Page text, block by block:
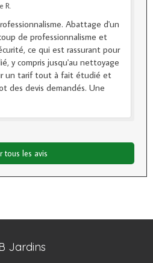
R.
Abattage d'un
de professionnalisme et
ce qui est rassurant pour
y compris jusqu'au nettoyage
un tarif tout à fait étudié et
des devis demandés. Une
tous les avis
Jardins